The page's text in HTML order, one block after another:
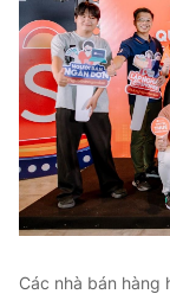
Các nhà bán hàng